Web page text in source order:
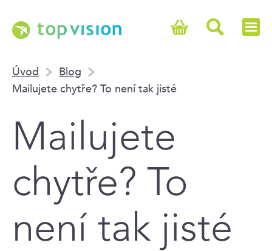
Úvod
Blog
Mailujete chytře? To není tak jisté
Mailujete
chytře? To
není tak jisté